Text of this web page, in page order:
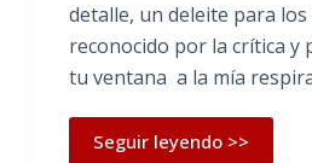
detalle, un deleite para
reconocido por la crítica y
tu ventana a la mía
Seguir leyendo >>